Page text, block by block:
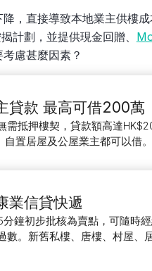
，直接導致本地業主供樓
計劃，並提供現金回贈、
慮甚麼因素？
貸款 最高可借200萬
需抵押樓契，貸款額高達
置居屋及公屋業主都可以借。
業信貸快遞
分鐘初步批核為賣點，可隨時
數。新舊私樓、唐樓、村屋、